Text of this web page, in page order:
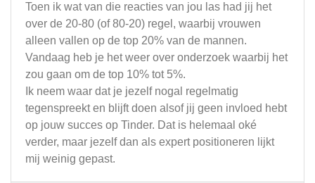
Toen ik wat van die reacties van jou las had jij het
over de 20-80 (of 80-20) regel, waarbij vrouwen
alleen vallen op de top 20% van de mannen.
Vandaag heb je het weer over onderzoek waarbij het
zou gaan om de top 10% tot 5%.
Ik neem waar dat je jezelf nogal regelmatig
tegenspreekt en blijft doen alsof jij geen invloed hebt
op jouw succes op Tinder. Dat is helemaal oké
verder, maar jezelf dan als expert positioneren lijkt
mij weinig gepast.